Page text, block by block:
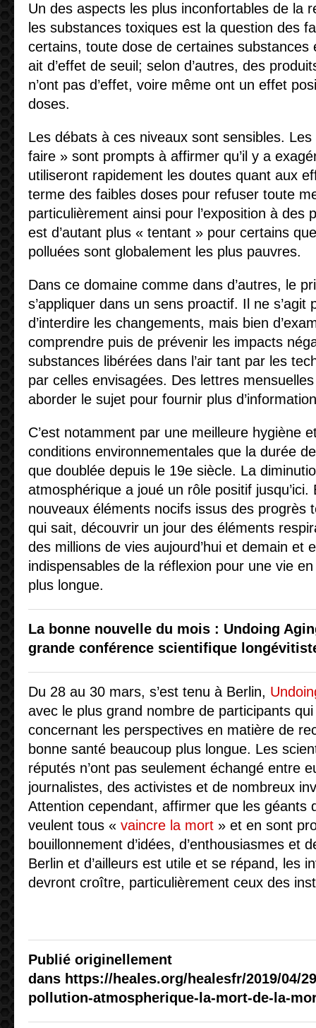
Un des aspects les plus inconfortables de la
les substances toxiques est la question des
certains, toute dose de certaines substances
ait d’effet de seuil; selon d’autres, des
n’ont pas d’effet, voire même ont un effet
doses.
Les débats à ces niveaux sont sensibles.
faire » sont prompts à affirmer qu’il y a
utiliseront rapidement les doutes quant aux
terme des faibles doses pour refuser toute
particulièrement ainsi pour l’exposition à des
est d’autant plus « tentant » pour certains
polluées sont globalement les plus pauvres.
Dans ce domaine comme dans d’autres, le
s’appliquer dans un sens proactif. Il ne s’agit
d’interdire les changements, mais bien
comprendre puis de prévenir les impacts
substances libérées dans l’air tant par les
par celles envisagées. Des lettres
aborder le sujet pour fournir plus
C’est notamment par une meilleure hygiène
conditions environnementales que la durée
que doublée depuis le 19e siècle. La
atmosphérique a joué un rôle positif jusqu’ici.
nouveaux éléments nocifs issus des progrès
qui sait, découvrir un jour des éléments
des millions de vies aujourd’hui et demain et
indispensables de la réflexion pour une vie
plus longue.
La bonne nouvelle du mois : Undoing
grande conférence scientifique
Du 28 au 30 mars, s’est tenu à Berlin,
avec le plus grand nombre de participants
concernant les perspectives en matière de
bonne santé beaucoup plus longue. Les
réputés n’ont pas seulement échangé entre
journalistes, des activistes et de nombreux
Attention cependant, affirmer que les géants
veulent tous « vaincre la mort » et en sont
bouillonnement d’idées, d’enthousiasmes et
Berlin et d’ailleurs est utile et se répand, les
devront croître, particulièrement ceux des
Publié originellement
dans https://heales.org/healesfr/2019/04/
pollution-atmospherique-la-mort-de-la-